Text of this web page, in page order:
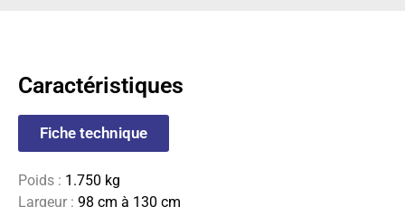
Caractéristiques
Fiche technique
Poids : 1.750 kg
Largeur : 98 cm à 130 cm